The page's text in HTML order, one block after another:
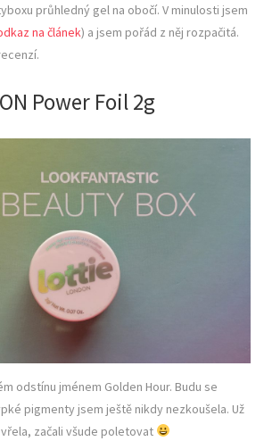
průhledný gel na obočí. V minulosti jsem
na článek) a jsem pořád z něj rozpačitá.
Power Foil 2g
odstínu jménem Golden Hour. Budu se
pigmenty jsem ještě nikdy nezkoušela. Už
začali všude poletovat